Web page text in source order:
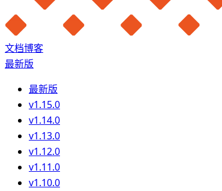
文档博客
最新版
最新版
v1.15.0
v1.14.0
v1.13.0
v1.12.0
v1.11.0
v1.10.0